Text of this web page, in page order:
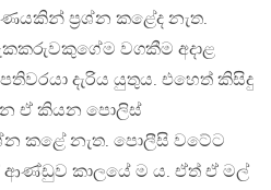
ප‍්‍රශ්න කළේද නැත.
වගකීම අදාළ
දැරිය යුතුය. එහෙත් කිසිදු
ඒ කියන පොලිස්
කළේ නැත. පොලීසි වටේට
ආණ්ඩුව කාලයේ ම ය. ඒත් ඒ මල්